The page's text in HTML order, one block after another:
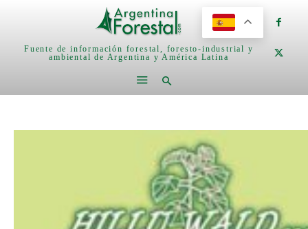
Fuente de información forestal, foresto-industrial y
ambiental de Argentina y América Latina